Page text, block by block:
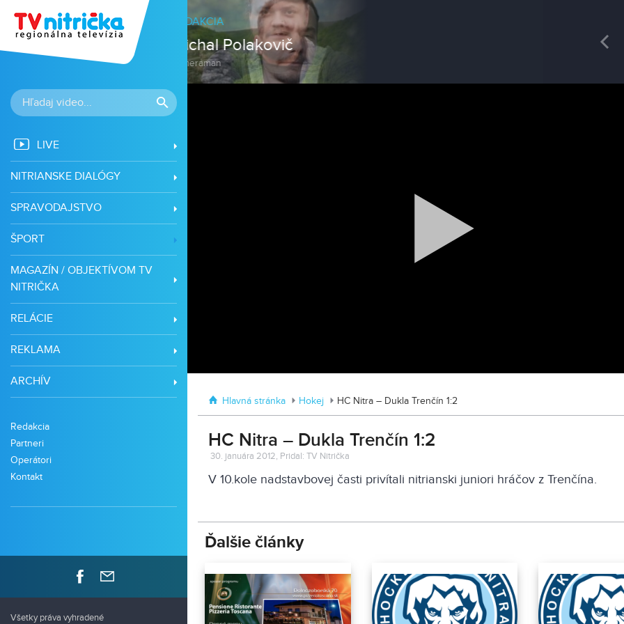
LIVE
NITRIANSKE DIALÓGY
SPRAVODAJSTVO
ŠPORT
MAGAZÍN / OBJEKTÍVOM TV
NITRIČKA
RELÁCIE
REKLAMA
ARCHÍV
Redakcia
Partneri
Operátori
Kontakt
Všetky práva vyhradené
Spravodajstvo
Zoo v Lužiankach
Hlavná stránka Hokej HC Nitra – Dukla Trenčín 1:2
HC Nitra – Dukla Trenčín 1:2
30. januára 2012, Pridal: TV Nitrička
V 10.kole nadstavbovej časti privítali nitrianski juniori hráčov z Trenčína.
Ďalšie články